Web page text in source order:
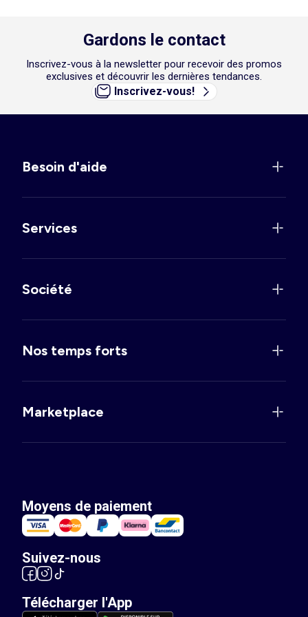
Gardons le contact
Inscrivez-vous à la newsletter pour recevoir des promos
exclusives et découvrir les dernières tendances.
Inscrivez-vous!
Besoin d'aide
Services
Société
Nos temps forts
Marketplace
Moyens de paiement
Suivez-nous
Télécharger l'App